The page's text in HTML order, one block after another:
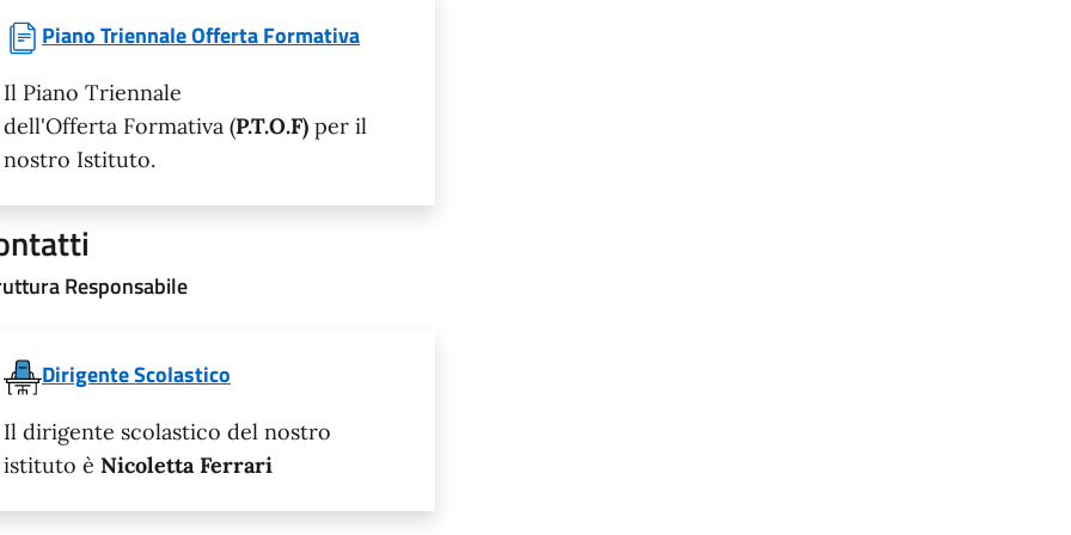
Piano Triennale Offerta Formativa
Il Piano Triennale
dell'Offerta Formativa (P.T.O.F) per il
nostro Istituto.
Responsabile
Dirigente Scolastico
Il dirigente scolastico del nostro
istituto è Nicoletta Ferrari